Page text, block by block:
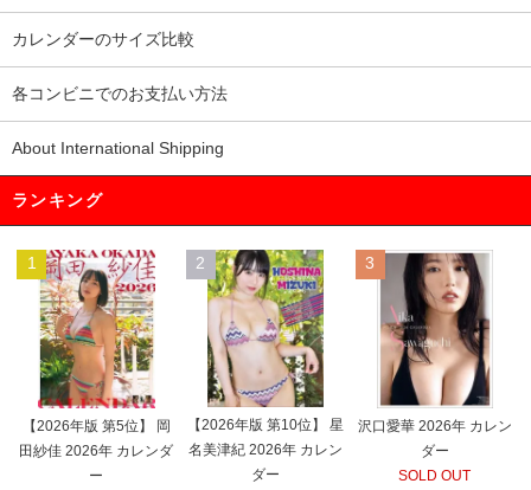
カレンダーのサイズ比較
各コンビニでのお支払い方法
About International Shipping
ランキング
1
【2026年版 第5位】 岡
田紗佳 2026年 カレンダ
ー
2
【2026年版 第10位】 星
名美津紀 2026年 カレン
ダー
3
沢口愛華 2026年 カレン
ダー
SOLD OUT